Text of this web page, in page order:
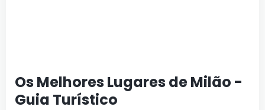
Os Melhores Lugares de Milão -
Guia Turístico